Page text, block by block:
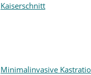
Kaiserschnitt
Minimalinvasive